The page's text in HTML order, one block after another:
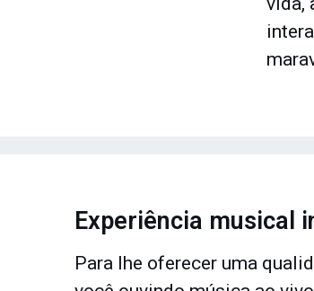
Experiência musical
Para lhe oferecer uma